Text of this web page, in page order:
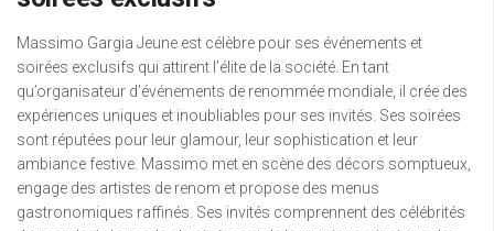
Massimo Gargia Jeune est célèbre pour ses événements et
soirées exclusifs qui attirent l’élite de la société. En tant
qu’organisateur d’événements de renommée mondiale, il crée des
expériences uniques et inoubliables pour ses invités. Ses soirées
sont réputées pour leur glamour, leur sophistication et leur
ambiance festive. Massimo met en scène des décors somptueux,
engage des artistes de renom et propose des menus
gastronomiques raffinés. Ses invités comprennent des célébrités